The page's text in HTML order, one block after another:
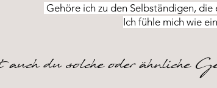
Gehöre ich zu den Selbständigen,
Ich fühle mich wie
du solche oder ähnliche